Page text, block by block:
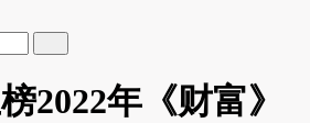
2022年《财富》